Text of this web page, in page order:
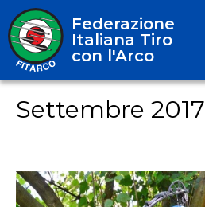
Federazione
Italiana Tiro
con l'Arco
Settembre 2017